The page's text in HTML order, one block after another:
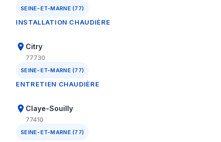
SEINE-ET-MARNE (77)
INSTALLATION CHAUDIÈRE
Citry
77730
SEINE-ET-MARNE (77)
ENTRETIEN CHAUDIÈRE
Claye-Souilly
77410
SEINE-ET-MARNE (77)